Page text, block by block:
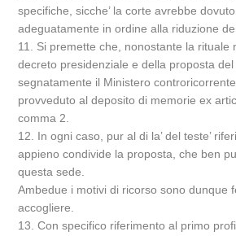
specifiche, sicche’ la corte avrebbe
adeguatamente in ordine alla riduzione
11. Si premette che, nonostante la rituale
decreto presidenziale e della proposta del
segnatamente il Ministero
provveduto al deposito di memorie ex
comma 2.
12. In ogni caso, pur al di la’ del teste’
appieno condivide la proposta, che ben
questa sede.
Ambedue i motivi di ricorso sono dunque
accogliere.
13. Con specifico riferimento al primo